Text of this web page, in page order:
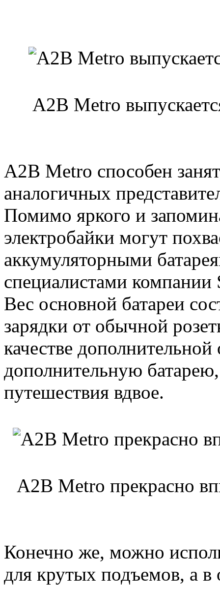
A2B Metro
A2B Metro способен
аналогичных
Помимо яркого и
электробайки могут
аккумуляторными
специалистами компании
Вес основной батареи
зарядки от обычной
качестве
дополнительную
путешествия вдвое.
A2B Metro прекрасно
Конечно же, можно
для крутых подъемов, а в